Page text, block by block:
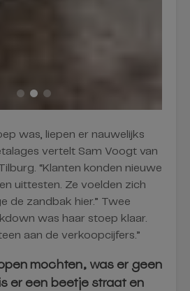
was, liepen er nauwelijks
vertelt Sam Voogt van
“Klanten konden nieuwe
uittesten. Ze voelden zich
de zandbak hier.” Twee
was haar stoep klaar.
aan de verkoopcijfers.”
mochten, was er geen
er een beetje straat en